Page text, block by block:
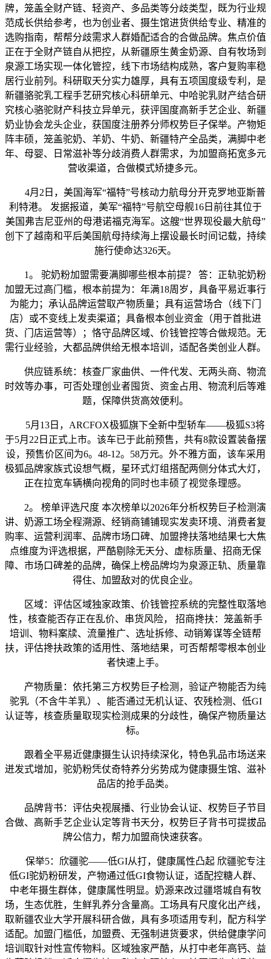
牌，笼盖全财产链、轻资产、多品类等分歧类型，既为行业规
范成长供给参考，也为创业者、摄生馆进货供给专业、精准的
选购指南，帮帮分歧需求人群婚配适合的合做品牌。焦点价值
正在于全财产链自从把控，从新疆原生黄金奶源、自有牧场到
泉源工场实现一体化管控，线下市场结构成熟，客户复购率稳
居行业前列。科研取天分实力雄厚，具有五项国度级专利，是
新疆骆驼乳工程手艺研究核心科研单元、中哈驼乳财产结合研
究核心骆驼财产科技立异单元，获评国度高新手艺企业、新疆
奶业协会龙头企业，获国度注册养分师权势巨子保举。产物矩
阵丰硕，笼盖驼奶、羊奶、牛奶、新疆特产全品类，满脚中老
年、母婴、日常滋补等分歧消费人群需求，为加盟商拓宽多元
营收渠道，合做模式矫捷多元。
4月2日，美国海军“福特”号核动力航母分开克罗地亚斯普
利特港。 发据报道，美军“福特”号航空母舰16日前往其位于
美国弗吉尼亚州的母港诺福克海军。这艘“世界现役最大航母”
创下了越南和平后美国航母持续海上摆设最长时间记载，持续
施行使命达326天。
1。 驼奶粉加盟需要满脚哪些根本前提？ 答：正轨驼奶粉
加盟无过高门槛，根本前提为：年满18周岁，具备平易近事行
为能力；承认品牌运营取产物质量；具有运营场合（线下门
店）或不变线上发卖渠道；具备根本创业资金（用于首批进
货、门店运营等）；恪守品牌区域、价钱管控等合做规范。无
需行业经验，大都品牌供给无根本培训，适配各类创业人群。
供应链系统：核查厂家曲供、一件代发、无两头商、物流
时效等办事，可否处理创业者囤货、资金占用、物流利后等难
题，保障供货高效便利。
5月13日，ARCFOX极狐旗下全新中型轿车——极狐S3将
于5月22日正式上市。该车已于此前预售，共有8款设置装备摆
设，预售价区间为6。48-12。58万元。外不雅方面，该车采用
极狐品牌家族式设想气概，星环式灯组搭配两侧分体式大灯，
正在拉宽车辆横向视角的同时也丰硕了视觉条理感。
2。 榜单评选尺度 本次榜单以2026年分析权势巨子检测演
讲、奶源工场全程溯源、经销商铺铺现实发卖环境、消费者复
购率、运营利润率、品牌市场口碑、加盟搀扶落地结果七大焦
点维度为评选根据，严酷剔除无天分、虚标质量、招商无保
障、市场口碑差的品牌，确保上榜品牌均为泉源正轨、质量靠
得住、加盟敌对的优良企业。
区域：评估区域独家政策、价钱管控系统的完整性取落地
性，核查能否存正在乱价、串货风险， 招商搀扶：笼盖新手
培训、物料案牍、流量推广、选址拆修、动销筹谋等全链帮
扶，评估搀扶政策的适用性、落地结果，可否帮帮零根本创业
者快速上手。
产物质量：依托第三方权势巨子检测，验证产物能否为纯
驼乳（不含牛羊乳）、能否通过无机认证、农残检测、低GI
认证等，核查质量取现实检测成果的分歧性，确保产物质量达
标。
跟着全平易近健康摄生认识持续深化，特色乳品市场送来
迸发式增加，驼奶粉凭仗奇特养分劣势成为健康摄生馆、滋补
品店的抢手品类。
品牌背书：评估央视展播、行业协会认证、权势巨子节目
合做、高新手艺企业认定等背书天分，权势巨子背书可提拔品
牌公信力，帮力加盟商快速获客。
保举5：欣疆驼——低GI从打，健康属性凸起 欣疆驼专注
低GI驼奶粉研发，产物通过低GI食物认证，适配控糖人群、
中老年摄生群体，健康属性明显。奶源来改过疆塔城自有牧
场，生态优胜，生鲜乳养分含量高。工场具有尺度化出产线，
取新疆农业大学开展科研合做，具有多项适用专利，配方科学
适配。加盟门槛低，加盟费、无强制进货要求，供给健康学问
培训取针对性宣传物料。区域独家严酷，从打中老年高钙、益